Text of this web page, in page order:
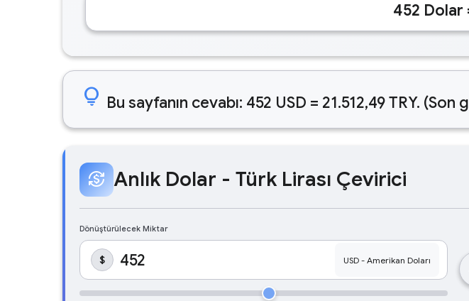
452 Dolar
lightbulb Bu sayfanın cevabı: 452 USD = 21.512,49 TRY.
currency_exchange Anlık Dolar - Türk Lirası Çevirici
Dönüştürülecek Miktar
$